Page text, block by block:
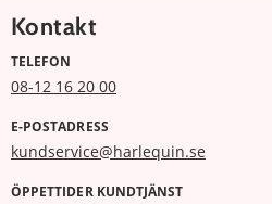
Kontakt
TELEFON
08-12 16 20 00
E-POSTADRESS
kundservice@harlequin.se
ÖPPETTIDER KUNDTJÄNST